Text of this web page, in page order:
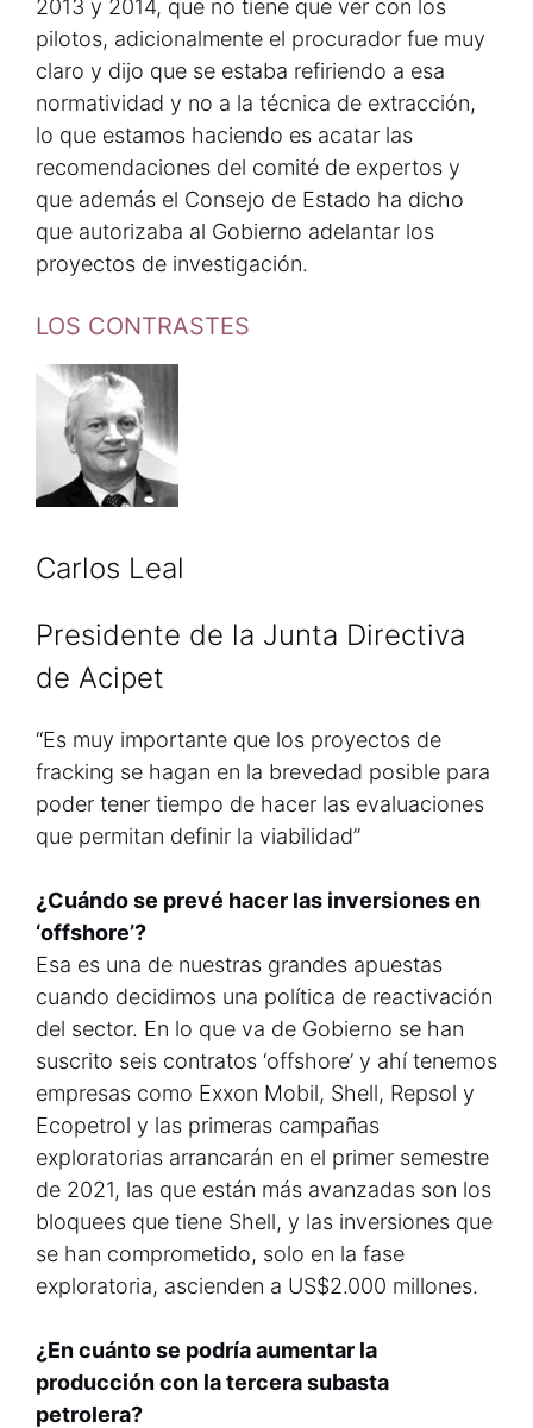
2013 y 2014, que no tiene que ver con los
pilotos, adicionalmente el procurador fue muy
claro y dijo que se estaba refiriendo a esa
normatividad y no a la técnica de extracción,
lo que estamos haciendo es acatar las
recomendaciones del comité de expertos y
que además el Consejo de Estado ha dicho
que autorizaba al Gobierno adelantar los
proyectos de investigación.
LOS CONTRASTES
Carlos Leal
Presidente de la Junta Directiva
de Acipet
“Es muy importante que los proyectos de
fracking se hagan en la brevedad posible para
poder tener tiempo de hacer las evaluaciones
que permitan definir la viabilidad”
¿Cuándo se prevé hacer las inversiones en
‘offshore’?
Esa es una de nuestras grandes apuestas
cuando decidimos una política de reactivación
del sector. En lo que va de Gobierno se han
suscrito seis contratos ‘offshore’ y ahí tenemos
empresas como Exxon Mobil, Shell, Repsol y
Ecopetrol y las primeras campañas
exploratorias arrancarán en el primer semestre
de 2021, las que están más avanzadas son los
bloquees que tiene Shell, y las inversiones que
se han comprometido, solo en la fase
exploratoria, ascienden a US$2.000 millones.
¿En cuánto se podría aumentar la
producción con la tercera subasta
petrolera?